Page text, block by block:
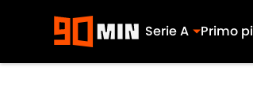
Serie A Primo